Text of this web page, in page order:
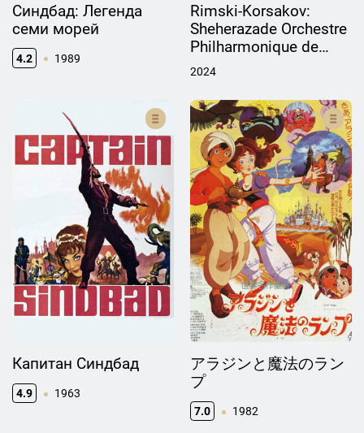
Синдбад: Легенда
семи морей
4.2 1989
Rimski-Korsakov:
Sheherazade Orchestre
Philharmonique de
Strasbourg
2024
Капитан Синдбад
4.9 1963
アラジンと魔法のラン
プ
7.0 1982